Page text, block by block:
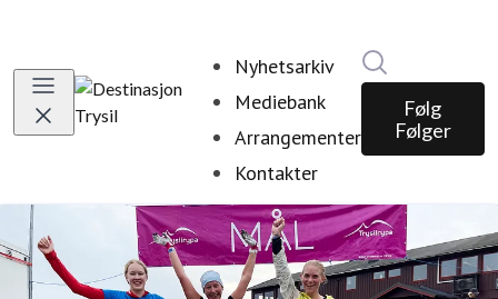
Nyhetsarkiv
Mediebank
Arrangementer
Kontakter
Følg
Følger